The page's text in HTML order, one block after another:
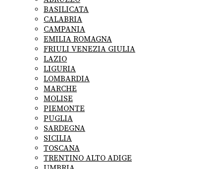
menu
BASILICATA
CALABRIA
CAMPANIA
EMILIA ROMAGNA
FRIULI VENEZIA GIULIA
LAZIO
LIGURIA
LOMBARDIA
MARCHE
MOLISE
PIEMONTE
PUGLIA
SARDEGNA
SICILIA
TOSCANA
TRENTINO ALTO ADIGE